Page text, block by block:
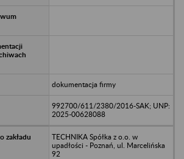
dokumentacja firmy
992700/611/2380/2016-SAK; UNP:
2025-00628088
TECHNIKA Spółka z o.o. w
upadłości - Poznań, ul. Marcelińska
92